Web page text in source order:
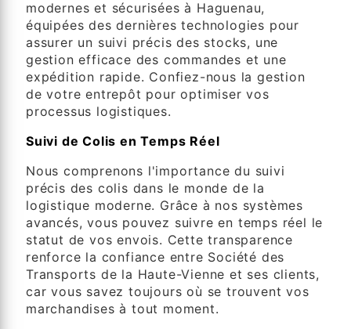
modernes et sécurisées à Haguenau,
équipées des dernières technologies pour
assurer un suivi précis des stocks, une
gestion efficace des commandes et une
expédition rapide. Confiez-nous la gestion
de votre entrepôt pour optimiser vos
processus logistiques.
Suivi de Colis en Temps Réel
Nous comprenons l'importance du suivi
précis des colis dans le monde de la
logistique moderne. Grâce à nos systèmes
avancés, vous pouvez suivre en temps réel le
statut de vos envois. Cette transparence
renforce la confiance entre Société des
Transports de la Haute-Vienne et ses clients,
car vous savez toujours où se trouvent vos
marchandises à tout moment.